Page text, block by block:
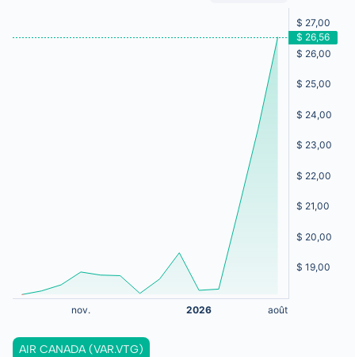
AIR CANADA (VAR.VTG)